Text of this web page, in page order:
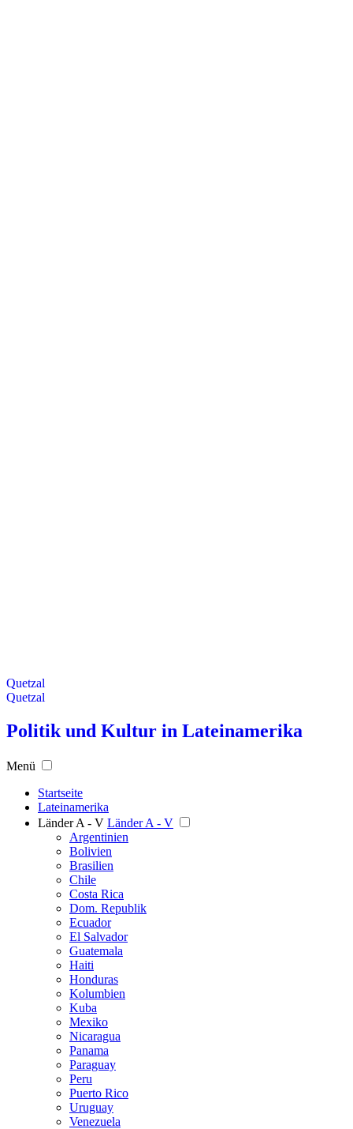
Quetzal
Quetzal
Politik und Kultur in Lateinamerika
Menü
Startseite
Lateinamerika
Länder A - V Länder A - V
Argentinien
Bolivien
Brasilien
Chile
Costa Rica
Dom. Republik
Ecuador
El Salvador
Guatemala
Haiti
Honduras
Kolumbien
Kuba
Mexiko
Nicaragua
Panama
Paraguay
Peru
Puerto Rico
Uruguay
Venezuela